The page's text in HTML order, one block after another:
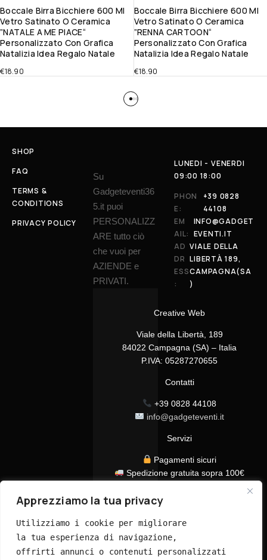
Apprezziamo la tua privacy
Utilizziamo i cookie per migliorare
la tua esperienza di navigazione,
offrirti annunci o contenuti personalizzati
Boccale Birra Bicchiere 600 Ml
Vetro Satinato O Ceramica
”NATALE A ME PIACE“
Personalizzato Con Grafica
Natalizia Idea Regalo Natale
€18.90
Boccale Birra Bicchiere 600 Ml
Vetro Satinato O Ceramica
”RENNA CARTOON“
Personalizzato Con Grafica
Natalizia Idea Regalo Natale
€18.90
SHOP
FAQ
TERMS &
CONDITIONS
PRIVACY POLICY
Su
Gadgeteventi36
5.it puoi
PERSONALIZZ
ARE tutto ciò
che vuoi per
AZIENDE e
PRIVATI.
Creative Web
Viale della Libertà, 189
84022 Campagna (SA) – Italia
P.IVA: 05287270655
Contatti
+39 0828 44108
info@gadgeteventi.it
Servizi
Pagamenti sicuri
Spedizione gratuita sopra 100€
Assistenza clienti dedicata
LUNEDI - VENERDI
09:00 18:00
PHON
E:
+39 0828
44108
EM
AIL:
INFO@GADGET
EVENTI.IT
AD
DR
ESS
:
VIALE DELLA
LIBERTÀ 189,
CAMPAGNA(SA
)